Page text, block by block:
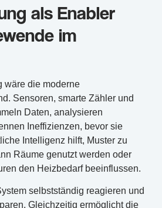
als Enabler
im
wäre die moderne
Sensoren, smarte Zähler und
Daten, analysieren
Ineffizienzen, bevor sie
Intelligenz hilft, Muster zu
Räume genutzt werden oder
den Heizbedarf beeinflussen.
selbstständig reagieren und
Gleichzeitig ermöglicht die